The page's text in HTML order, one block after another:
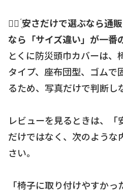
☝🏻 ̖́安さだけで選ぶなら通
なら「サイズ違い」が一番
とくに防災頭巾カバーは、
タイプ、座布団型、ゴムで
るため、写真だけで判断し
レビューを見るときは、「
だけではなく、次のような
さい。
「椅子に取り付けやすかっ